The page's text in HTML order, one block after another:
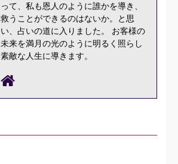
って、私も恩人のように誰かを導き、
救うことができるのはないか。と思
い、占いの道に入りました。 お客様の
未来を満月の光のように明るく照らし
素敵な人生に導きます。